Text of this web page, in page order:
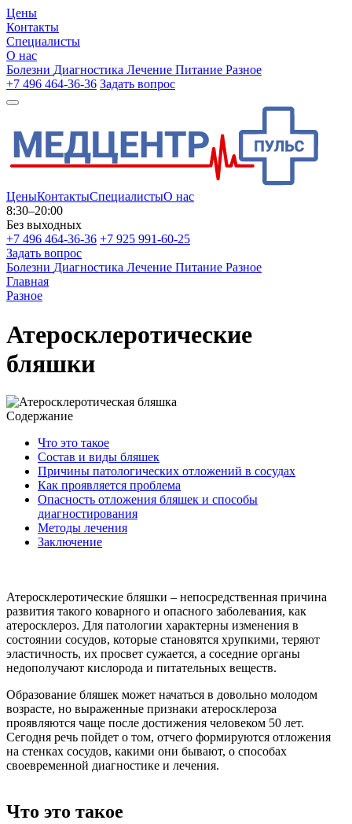
Цены
Контакты
Специалисты
О нас
Болезни Диагностика Лечение Питание Разное
+7 496 464-36-36 Задать вопрос
ЦеныКонтактыСпециалистыО нас
8:30–20:00
Без выходных
+7 496 464-36-36 +7 925 991-60-25
Задать вопрос
Болезни Диагностика Лечение Питание Разное
Главная
Разное
Атеросклеротические
бляшки
Содержание
Что это такое
Состав и виды бляшек
Причины патологических отложений в сосудах
Как проявляется проблема
Опасность отложения бляшек и способы
диагностирования
Методы лечения
Заключение
Атеросклеротические бляшки – непосредственная причина
развития такого коварного и опасного заболевания, как
атеросклероз. Для патологии характерны изменения в
состоянии сосудов, которые становятся хрупкими, теряют
эластичность, их просвет сужается, а соседние органы
недополучают кислорода и питательных веществ.
Образование бляшек может начаться в довольно молодом
возрасте, но выраженные признаки атеросклероза
проявляются чаще после достижения человеком 50 лет.
Сегодня речь пойдет о том, отчего формируются отложения
на стенках сосудов, какими они бывают, о способах
своевременной диагностике и лечения.
Что это такое